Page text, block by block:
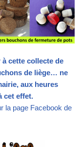
cette collecte de
de liège… ne
aux heures
cet effet.
la page Facebook de